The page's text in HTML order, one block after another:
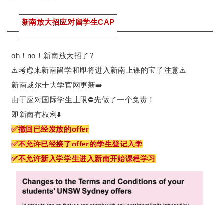
新南放大招应对留学生CAP
oh！no！新南放大招了?
⚠️考虑来新南留学和即将进入新南上课的宝子注意⚠️
新南威尔士大学官网更新➡️
由于应对国际学生上限⛔️先做了一个免责！
即新南有权利⬇️
✅撤回已经发放的offer
✅不允许已经接了offer的学生登记入学
✅不允许新入学学生进入新南开始课程学习